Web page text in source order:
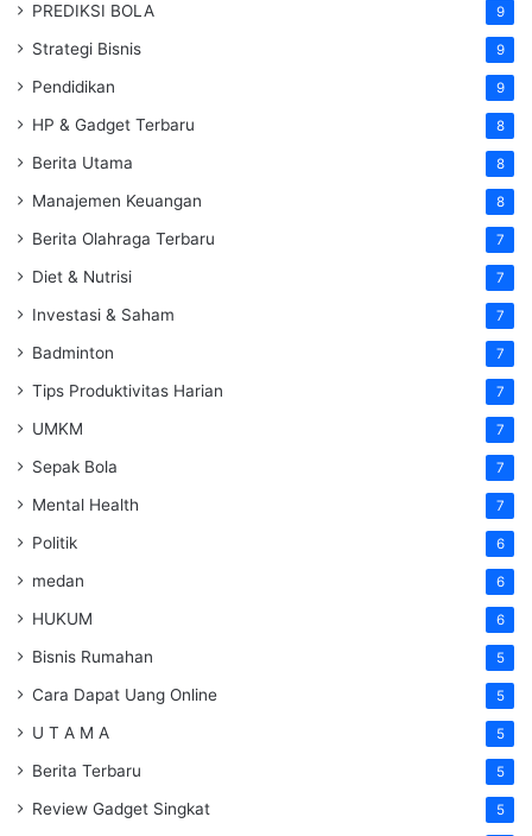
PREDIKSI BOLA 9
Strategi Bisnis 9
Pendidikan 9
HP & Gadget Terbaru 8
Berita Utama 8
Manajemen Keuangan 8
Berita Olahraga Terbaru 7
Diet & Nutrisi 7
Investasi & Saham 7
Badminton 7
Tips Produktivitas Harian 7
UMKM 7
Sepak Bola 7
Mental Health 7
Politik 6
medan 6
HUKUM 6
Bisnis Rumahan 5
Cara Dapat Uang Online 5
U T A M A 5
Berita Terbaru 5
Review Gadget Singkat 5